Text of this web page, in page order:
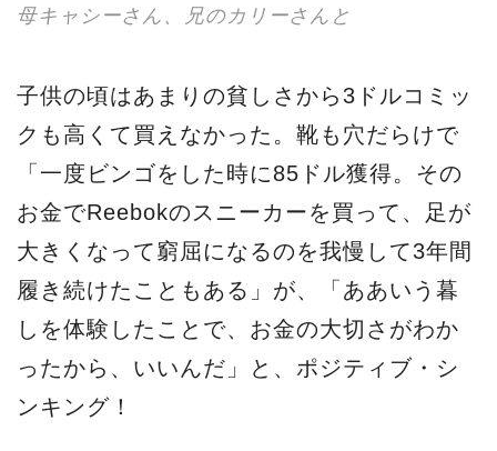
母キャシーさん、兄のカリーさんと
子供の頃はあまりの貧しさから3ドルコミッ
クも高くて買えなかった。靴も穴だらけで
「一度ビンゴをした時に85ドル獲得。その
お金でReebokのスニーカーを買って、足が
大きくなって窮屈になるのを我慢して3年間
履き続けたこともある」が、「ああいう暮
しを体験したことで、お金の大切さがわか
ったから、いいんだ」と、ポジティブ・シ
ンキング！